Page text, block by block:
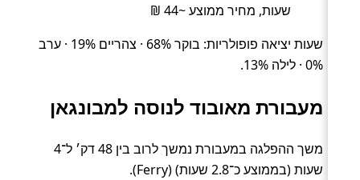
שעות, מחיר ממוצע ~44 ₪
שעות יציאה פופולריות: בוקר 68% · צהריים 19% · ערב
0% · לילה 13%.
מעבורת מאובוד לנוסה למבונגאן
משך ההפלגה במעבורת נמשך לרוב בין 48 דק׳ ל־4
שעות (בממוצע כ־2.8 שעות) (Ferry).